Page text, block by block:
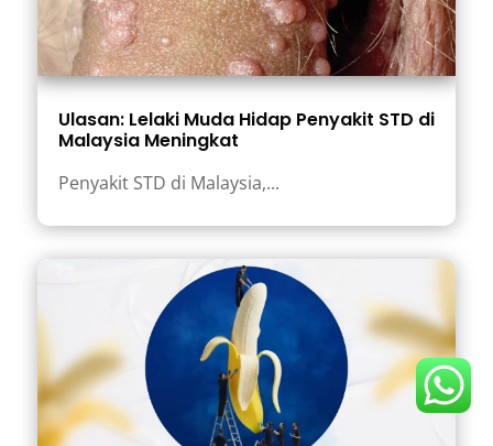
Ulasan: Lelaki Muda Hidap Penyakit STD di
Malaysia Meningkat
Penyakit STD di Malaysia,...